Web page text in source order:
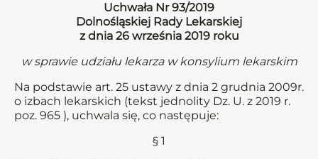
Uchwała Nr 93/2019
Dolnośląskiej Rady Lekarskiej
z dnia 26 września 2019 roku
w sprawie udziału lekarza w konsylium lekarskim
Na podstawie art. 25 ustawy z dnia 2 grudnia 2009r.
o izbach lekarskich (tekst jednolity Dz. U. z 2019 r.
poz. 965 ), uchwala się, co następuje:
§ 1